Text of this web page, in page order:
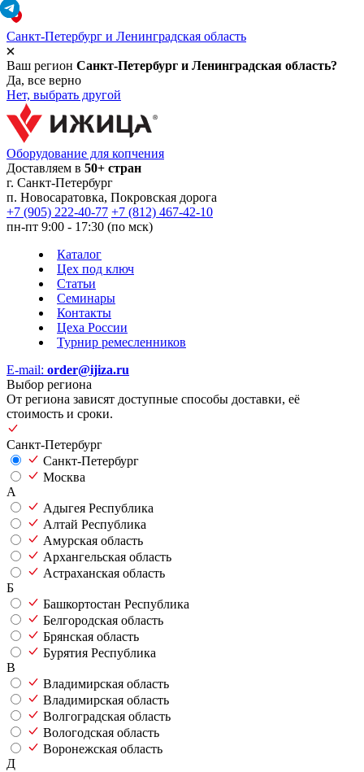
Санкт-Петербург и Ленинградская область
Ваш регион Санкт-Петербург и Ленинградская область?
Да, все верно
Нет, выбрать другой
Оборудование для копчения
Доставляем в 50+ стран
г. Санкт-Петербург
п. Новосаратовка, Покровская дорога
+7 (905) 222-40-77 +7 (812) 467-42-10
пн-пт 9:00 - 17:30 (по мск)
Каталог
Цех под ключ
Статьи
Семинары
Контакты
Цеха России
Турнир ремесленников
E-mail: order@ijiza.ru
Выбор региона
От региона зависят доступные способы доставки, её
стоимость и сроки.
Санкт-Петербург
Санкт-Петербург
Москва
А
Адыгея Республика
Алтай Республика
Амурская область
Архангельская область
Астраханская область
Б
Башкортостан Республика
Белгородская область
Брянская область
Бурятия Республика
В
Владимирская область
Владимирская область
Волгоградская область
Вологодская область
Воронежская область
Д